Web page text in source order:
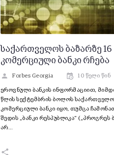
საქართველოს ბაზარზე 16
კომერციული ბანკი რჩება
Forbes Georgia 10 წელი წინ
ეროვნული ბანკის ინფორმაციით,
წლის სექტემბრის ბოლოს
კომერციული ბანკი იყო, თუმცა
შედის „ბანკი რესპუბლიკა“ („პროგრეს
არ…